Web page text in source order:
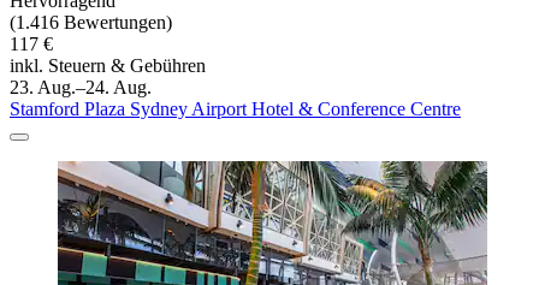
(1.416 Bewertungen)
117 €
inkl. Steuern & Gebühren
23. Aug.–24. Aug.
Stamford Plaza Sydney Airport Hotel & Conference Centre